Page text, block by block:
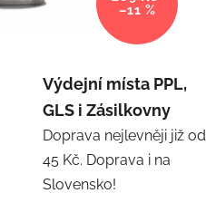
–11 %
Výdejní místa PPL,
GLS i Zásilkovny
Doprava nejlevněji již od
45 Kč. Doprava i na
Slovensko!